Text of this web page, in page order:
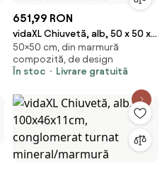
651,99 RON
vidaXL Chiuvetă, alb, 50 x 50 x
12,3 cm, compozit
mineral/marmură
50×50 cm, din marmură
compozită, de design
În stoc
Livrare gratuită